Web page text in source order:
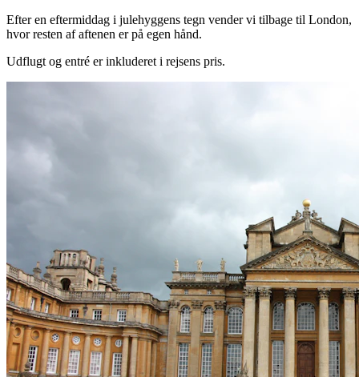
Efter en eftermiddag i julehyggens tegn vender vi tilbage til London,
hvor resten af aftenen er på egen hånd.
Udflugt og entré er inkluderet i rejsens pris.